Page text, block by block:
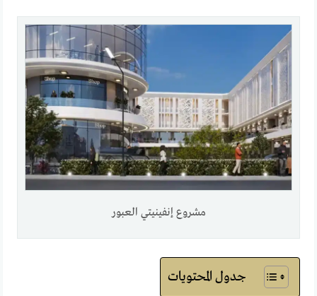
مشروع إنفينيتي العبور
جدول المحتويات